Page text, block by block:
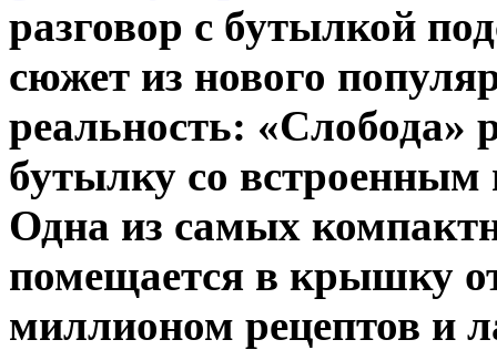
разговор с бутылкой
сюжет из нового
реальность: «Слобода»
бутылку со
Одна из самых
помещается в крышку
миллионом рецептов и